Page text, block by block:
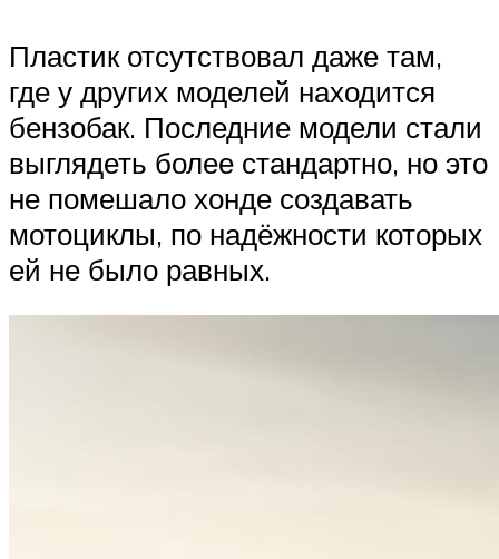
Пластик отсутствовал даже там,
где у других моделей находится
бензобак. Последние модели стали
выглядеть более стандартно, но это
не помешало хонде создавать
мотоциклы, по надёжности которых
ей не было равных.